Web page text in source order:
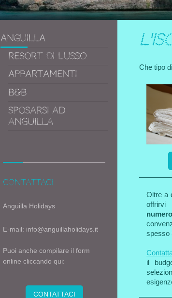
Che tipo
Oltre a
spesso
il
Anguilla
Resort di lusso
Appartamenti
B&B
Sposarsi ad
Anguilla
contattaci
Anguilla Holidays
E-mail: info@anguillaholidays.it
Puoi anche compilare il form
online cliccando qui:
CONTATTACI